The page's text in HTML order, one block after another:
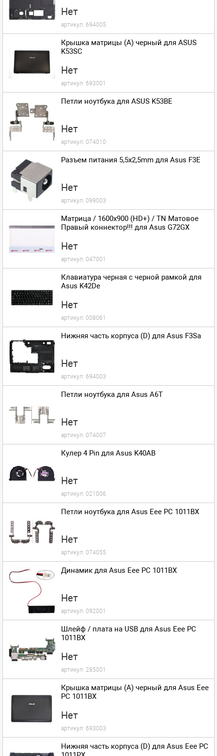
Нет
артикул: 694005
Крышка матрицы (A) черный для ASUS
K53SC
Нет
артикул: 693001
Петли ноутбука для ASUS K53BE
Нет
артикул: 074010
Разъем питания 5,5x2,5mm для Asus F3E
Нет
артикул: 099003
Матрица / 1600x900 (HD+) / TN Матовое
Правый коннектор!!! для Asus G72GX
Нет
артикул: 047001
Клавиатура черная с черной рамкой для
Asus K42De
Нет
артикул: 008061
Нижняя часть корпуса (D) для Asus F3Sa
Нет
артикул: 694003
Петли ноутбука для Asus A6T
Нет
артикул: 074007
Кулер 4 Pin для Asus K40AB
Нет
артикул: 021006
Петли ноутбука для Asus Eee PC 1011BX
Нет
артикул: 074055
Динамик для Asus Eee PC 1011BX
Нет
артикул: 092001
Шлейф / плата на USB для Asus Eee PC
1011BX
Нет
артикул: 285001
Крышка матрицы (A) черный для Asus Eee
PC 1011BX
Нет
артикул: 693003
Нижняя часть корпуса (D) для Asus Eee PC